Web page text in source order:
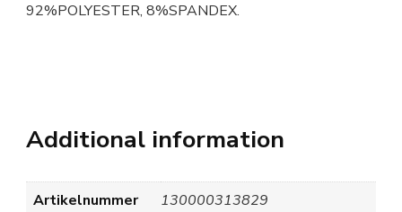
92%POLYESTER, 8%SPANDEX.
Additional information
Artikelnummer
130000313829